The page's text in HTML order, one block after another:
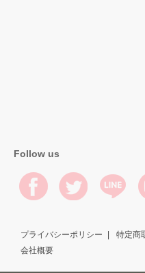
Follow us
プライバシーポリシー 特定商
会社概要